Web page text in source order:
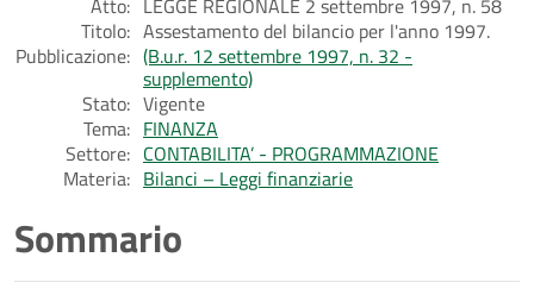
Titolo: Assestamento del bilancio per l'anno 1997.
Pubblicazione: (B.u.r. 12 settembre 1997, n. 32 -
supplemento)
Stato: Vigente
Tema: FINANZA
Settore: CONTABILITA’ - PROGRAMMAZIONE
Materia: Bilanci – Leggi finanziarie
Sommario